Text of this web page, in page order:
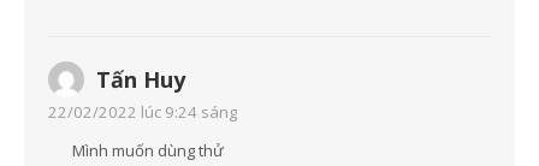
Tấn Huy
22/02/2022 lúc 9:24 sáng
Mình muốn dùng thử